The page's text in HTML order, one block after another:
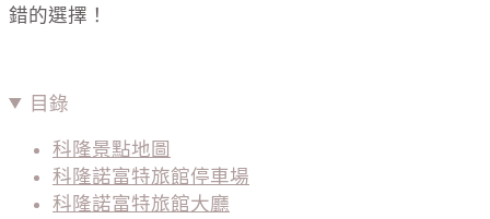
錯的選擇！
目錄
科隆景點地圖
科隆諾富特旅館停車場
科隆諾富特旅館大廳